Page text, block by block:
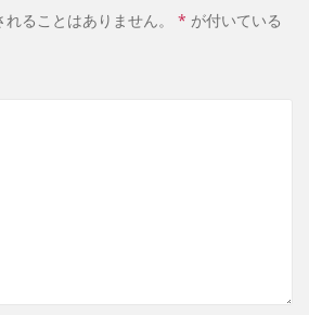
ることはありません。
* が付いている